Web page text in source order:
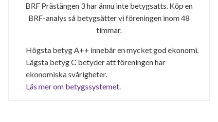
lägenheter
BRF Prästängen 3 har ännu inte betygsatts. Köp en
BRF-analys så betygsätter vi föreningen inom 48
timmar.
Högsta betyg A++ innebär en mycket god ekonomi.
Lägsta betyg C betyder att föreningen har
ekonomiska svårigheter.
Läs mer om betygssystemet.